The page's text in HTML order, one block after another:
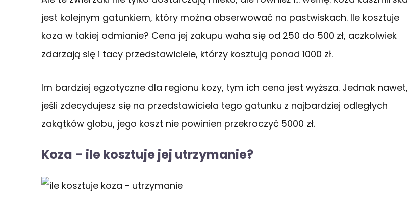
jest kolejnym gatunkiem, który można obserwować na pastwiskach. Ile kosztuje
koza w takiej odmianie? Cena jej zakupu waha się od 250 do 500 zł, aczkolwiek
zdarzają się i tacy przedstawiciele, którzy kosztują ponad 1000 zł.
Im bardziej egzotyczne dla regionu kozy, tym ich cena jest wyższa. Jednak nawet,
jeśli zdecydujesz się na przedstawiciela tego gatunku z najbardziej odległych
zakątków globu, jego koszt nie powinien przekroczyć 5000 zł.
Koza – ile kosztuje jej utrzymanie?